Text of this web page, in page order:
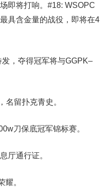
即将打响。#18: WSOPC
具含金量的战役，即将在4
，夺得冠军将与GGPK–
名留扑克青史。
刀保底冠军锦标赛。
厅通行证。
耀。